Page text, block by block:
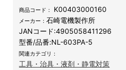
商品コード： K00403000160
メーカー：石崎電機製作所
JANコード:4905058411296
型番/品番:NL-603PA-5
関連カテゴリ：
工具・治具・液剤・静電対策